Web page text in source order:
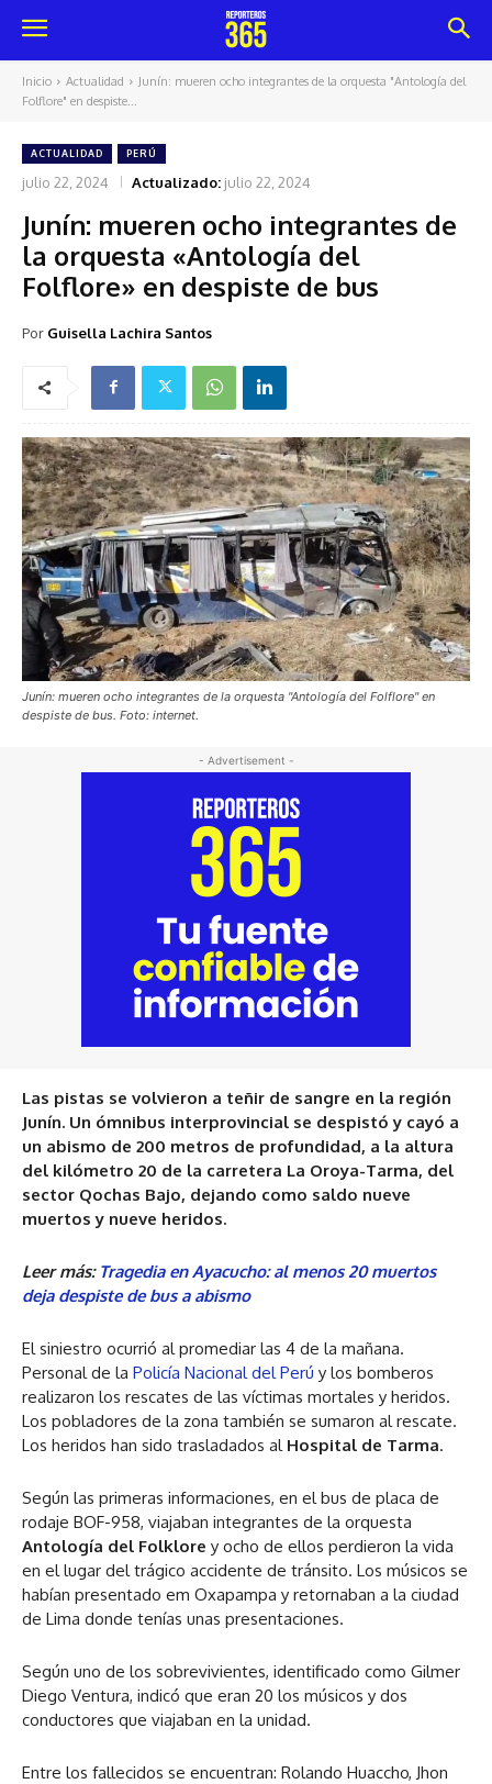
Inicio Actualidad
Junín: mueren ocho integrantes de la orquesta "Antología del
Folflore" en despiste...
ACTUALIDAD PERÚ
julio 22, 2024 Actualizado: julio 22, 2024
Junín: mueren ocho integrantes de
la orquesta «Antología del
Folflore» en despiste de bus
Por Guisella Lachira Santos
Junín: mueren ocho integrantes de la orquesta "Antología del Folflore" en
despiste de bus. Foto: internet.
- Advertisement -
Las pistas se volvieron a teñir de sangre en la región
Junín. Un ómnibus interprovincial se despistó y cayó a
un abismo de 200 metros de profundidad, a la altura
del kilómetro 20 de la carretera La Oroya-Tarma, del
sector Qochas Bajo, dejando como saldo nueve
muertos y nueve heridos.
Leer más: Tragedia en Ayacucho: al menos 20 muertos
deja despiste de bus a abismo
El siniestro ocurrió al promediar las 4 de la mañana.
Personal de la Policía Nacional del Perú y los bomberos
realizaron los rescates de las víctimas mortales y heridos.
Los pobladores de la zona también se sumaron al rescate.
Los heridos han sido trasladados al Hospital de Tarma.
Según las primeras informaciones, en el bus de placa de
rodaje BOF-958, viajaban integrantes de la orquesta
Antología del Folklore y ocho de ellos perdieron la vida
en el lugar del trágico accidente de tránsito. Los músicos se
habían presentado em Oxapampa y retornaban a la ciudad
de Lima donde tenías unas presentaciones.
Según uno de los sobrevivientes, identificado como Gilmer
Diego Ventura, indicó que eran 20 los músicos y dos
conductores que viajaban en la unidad.
Entre los fallecidos se encuentran: Rolando Huaccho, Jhon